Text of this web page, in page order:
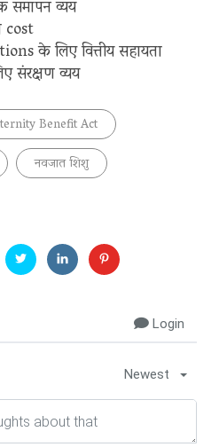
समापन व्यय
के लिए वित्तीय सहायता
संरक्षण व्यय
Benefit Act
नवजात शिशु
Login
Newest